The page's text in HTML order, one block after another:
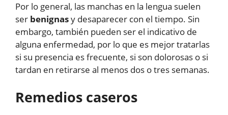
Por lo general, las manchas en la lengua suelen
ser benignasy desaparecer con el tiempo. Sin
embargo, también pueden ser el indicativo de
alguna enfermedad, por lo que es mejor tratarlas
si su presencia es frecuente, si son dolorosas o si
tardan en retirarse al menos dos o tres semanas.
Remedios caseros